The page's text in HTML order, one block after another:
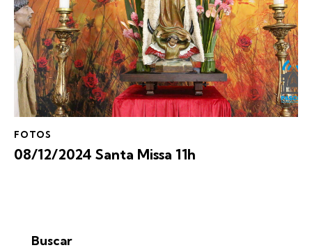
FOTOS
08/12/2024 Santa Missa 11h
Buscar